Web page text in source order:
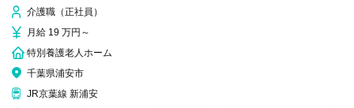
介護職（正社員）
月給 19 万円～
特別養護老人ホーム
千葉県浦安市
JR京葉線 新浦安